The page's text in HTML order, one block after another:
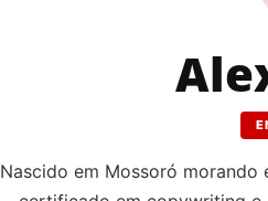
Nascido em Mossoró morando